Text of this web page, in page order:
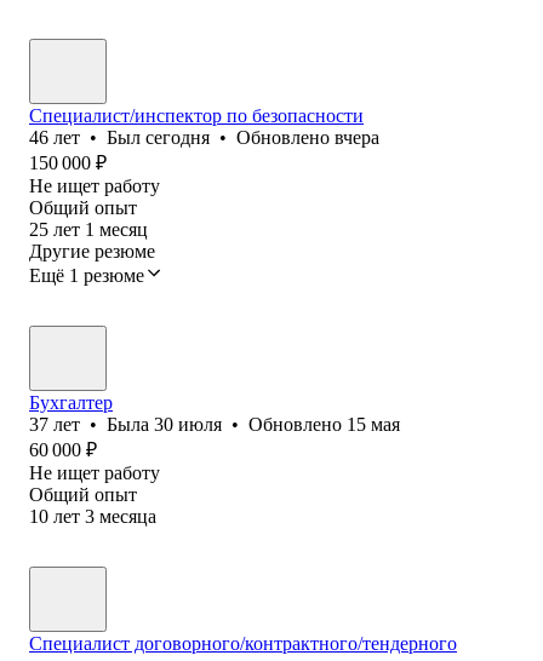
Специалист/инспектор по безопасности
46 лет • Был сегодня • Обновлено вчера
150 000 ₽
Не ищет работу
Общий опыт
25 лет 1 месяц
Другие резюме
Ещё 1 резюме
Бухгалтер
37 лет • Была 30 июля • Обновлено 15 мая
60 000 ₽
Не ищет работу
Общий опыт
10 лет 3 месяца
Специалист договорного/контрактного/тендерного